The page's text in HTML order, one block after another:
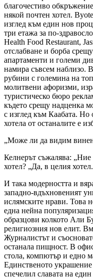
благочестиво
някой почтен хотел.
изглед към един нов
три етажа за по-
Health Food Restaurant,
отслабване и борба
апартаменти и големи
намира съвсем наблизо.
рубини с големина на
молитвени афоризми,
туристическо бюро
където срещу надценка
с изглед към Каабата. Но
хотела от останалите е
„Може ли да видим
Келнерът съжалява:
хотел? „Да, в целия
И така модерността и
западно-вдъхновеният
ислямските нрави. Това
една нейна
образцови колкото Али
религиозния нов елит.
Журналистът и
останала пищност. В
стола, компютър и едно
Единственото украшение
спечелил славата на